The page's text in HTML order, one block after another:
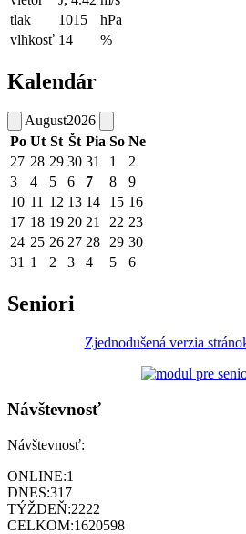
tlak
1015
hPa
vlhkosť 14 %
Kalendár
August2026
Po Ut St Št Pia So Ne
27 28 29 30 31 1
2
3
4 5 6 7 8
9
10 11 12 13 14 15 16
17 18 19 20 21 22 23
24 25 26 27 28 29 30
31 1 2 3 4 5 6
Seniori
Zjednodušená verzia
Návštevnosť
Návštevnosť:
ONLINE:1
DNES:317
TÝŽDEŇ:2222
CELKOM:1620598